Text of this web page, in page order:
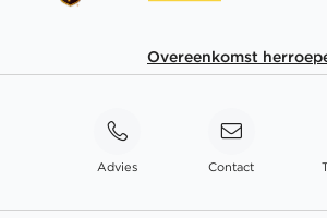
Overeenkomst
Advies Contact